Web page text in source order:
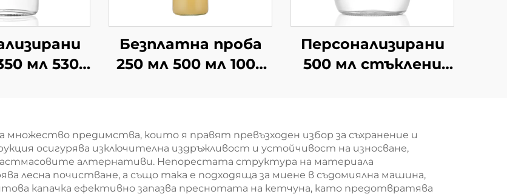
мл 530
за сок
Безплатна проба
250 мл 500 мл 1000
Персонализирани
500 мл стъклени
множество предимства, които я правят превъзходен избор за съхранение и
осигурява изключителна издръжливост и устойчивост на износване,
алтернативи. Непорестата структура на материала
лесна почистване, а също така е подходяща за миене в съдомиялна машина,
капачка ефективно запазва преснотата на кетчуна, като предотвратява